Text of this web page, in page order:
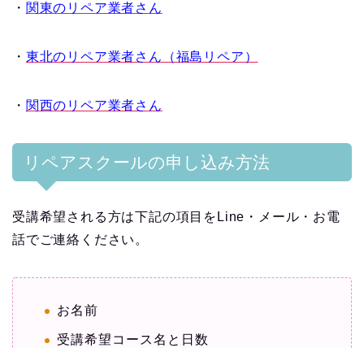
・ 関東のリペア業者さん
・ 東北のリペア業者さん（福島リペア）
・ 関西のリペア業者さん
リペアスクールの申し込み方法
受講希望される方は下記の項目をLine・メール・お電
話でご連絡ください。
お名前
受講希望コース名と日数